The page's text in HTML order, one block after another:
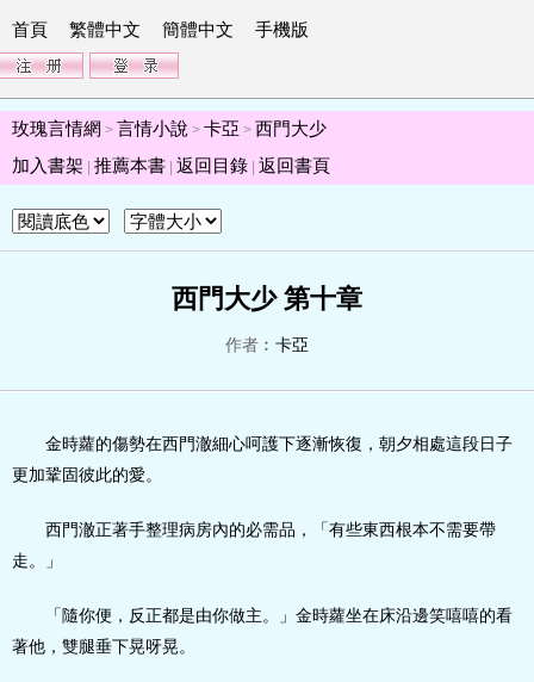
首頁 繁體中文 簡體中文 手機版
玫瑰言情網 > 言情小說 > 卡亞 > 西門大少
加入書架 推薦本書 返回目錄 返回書頁
西門大少 第十章
作者︰ 卡亞
金時蘿的傷勢在西門澈細心呵護下逐漸恢復，朝夕相處這段日子
更加鞏固彼此的愛。
西門澈正著手整理病房內的必需品，「有些東西根本不需要帶
走。」
「隨你便，反正都是由你做主。」金時蘿坐在床沿邊笑嘻嘻的看
著他，雙腿垂下晃呀晃。